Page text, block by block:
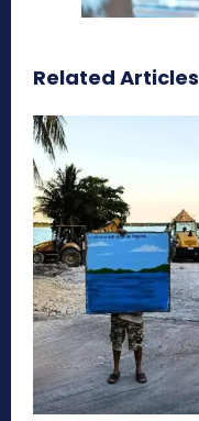
Related Articles